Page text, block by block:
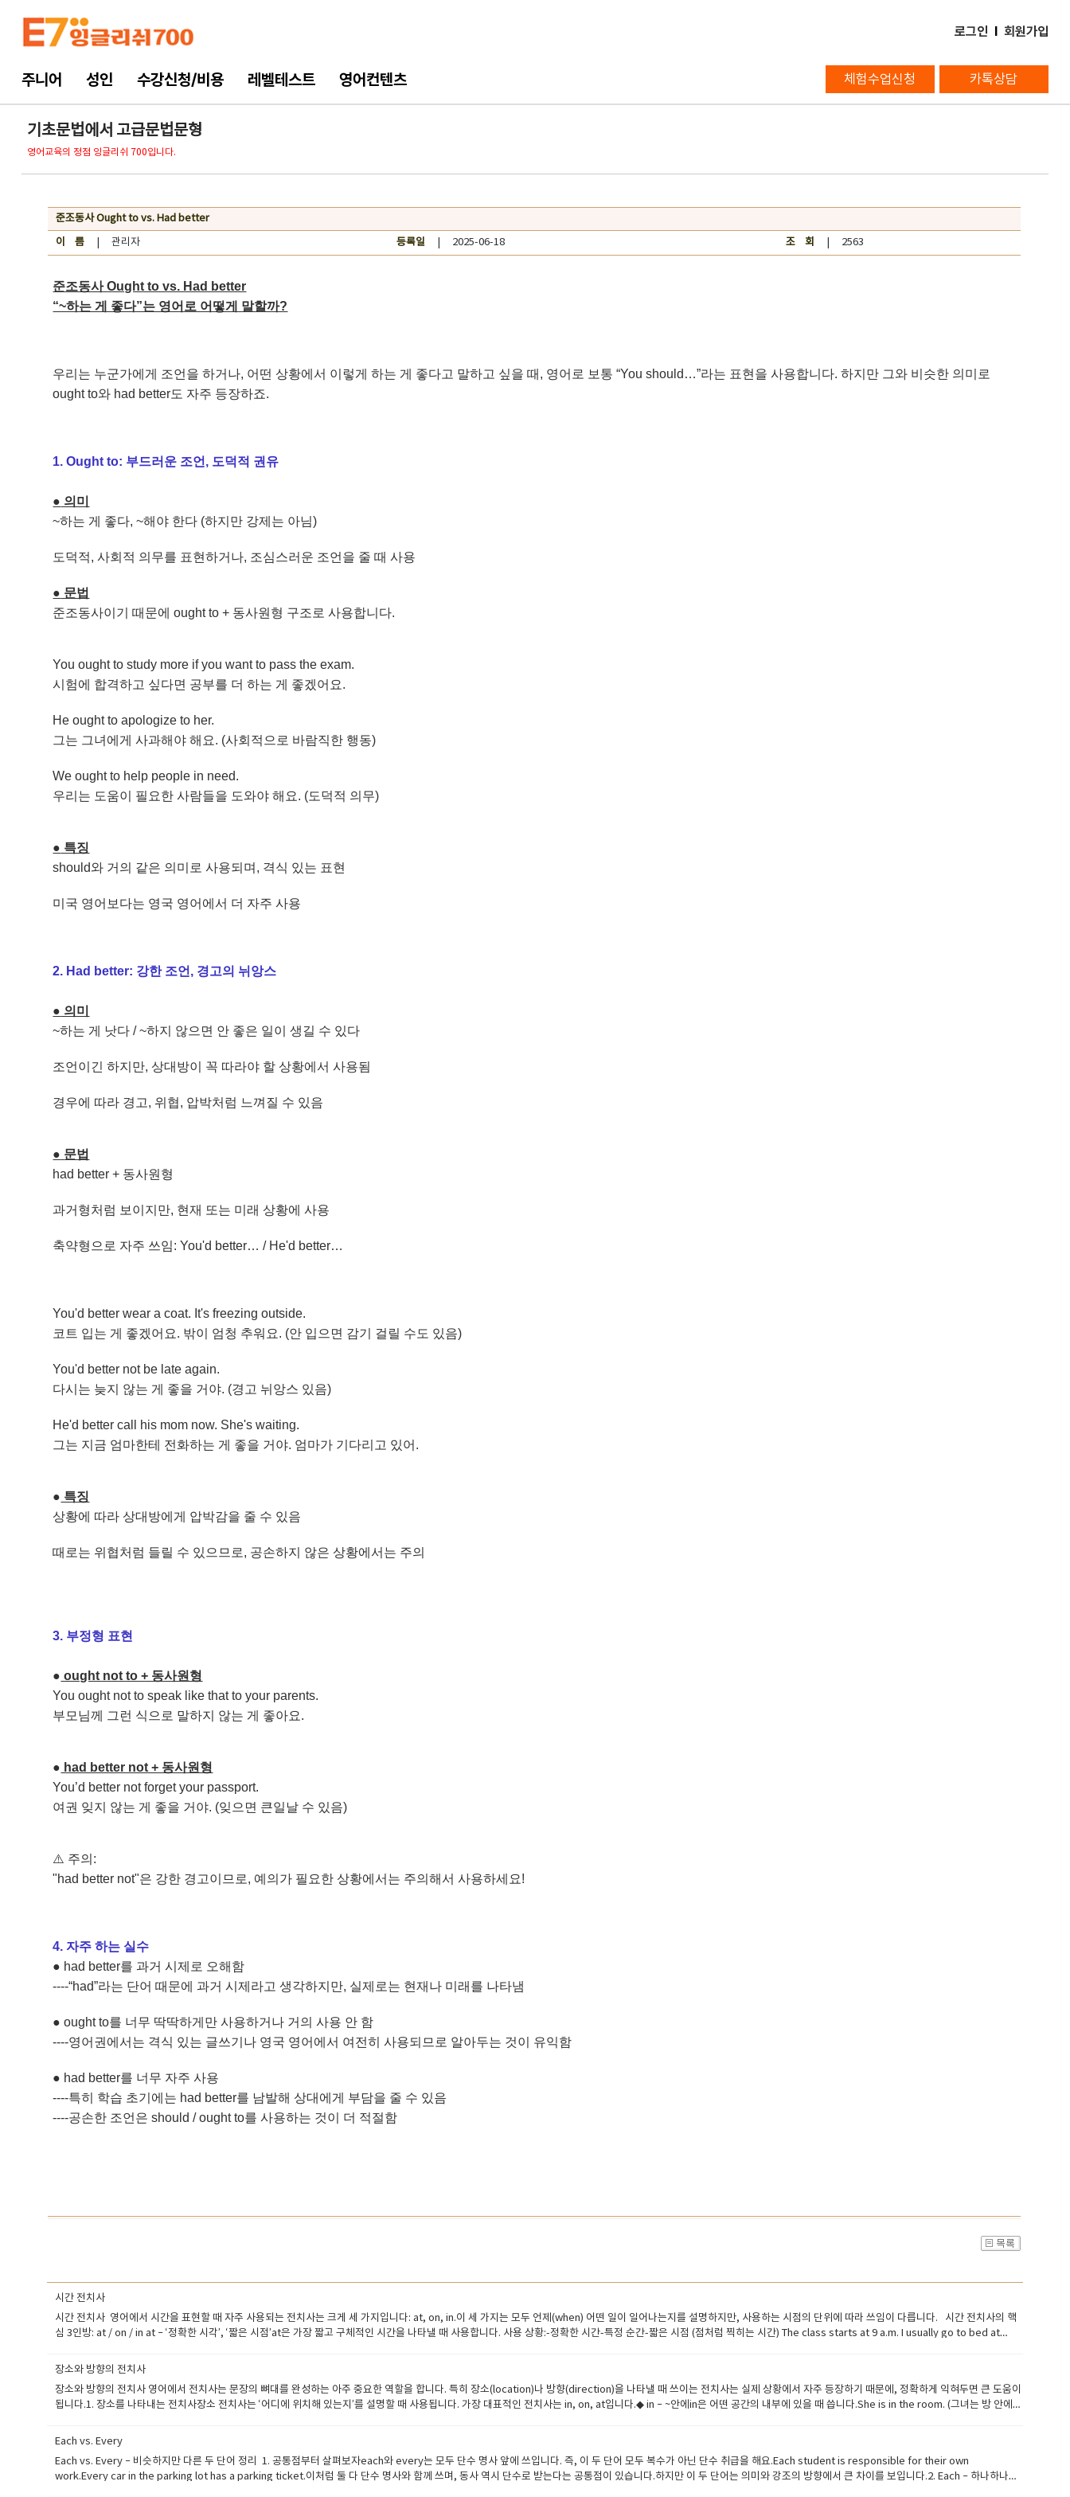
로그인 l 회원가입
주니어 성인 수강신청/비용 레벨테스트 영어컨텐츠 체험수업신청 카톡상담
기초문법에서 고급문법문형
영어교육의 정점 잉글리쉬 700입니다.
준조동사 Ought to vs. Had better
이 름 | 관리자 등록일 | 2025-06-18 조 회 | 2563
준조동사 Ought to vs. Had better
“~하는 게 좋다”는 영어로 어떻게 말할까?
우리는 누군가에게 조언을 하거나, 어떤 상황에서 이렇게 하는 게 좋다고 말하고 싶을 때, 영어로 보통 “You should…”라는 표현을 사용합니다. 하지만 그와 비슷한 의미로
ought to와 had better도 자주 등장하죠.
1. Ought to: 부드러운 조언, 도덕적 권유
● ​ 의미
~하는 게 좋다, ~해야 한다 (하지만 강제는 아님)
도덕적, 사회적 의무를 표현하거나, 조심스러운 조언을 줄 때 사용
● ​ 문법
준조동사이기 때문에 ought to + 동사원형 구조로 사용합니다.
You ought to study more if you want to pass the exam.
시험에 합격하고 싶다면 공부를 더 하는 게 좋겠어요.
He ought to apologize to her.
그는 그녀에게 사과해야 해요. (사회적으로 바람직한 행동)
We ought to help people in need.
우리는 도움이 필요한 사람들을 도와야 해요. (도덕적 의무)
● ​ 특징
should와 거의 같은 의미로 사용되며, 격식 있는 표현
미국 영어보다는 영국 영어에서 더 자주 사용
2. Had better: 강한 조언, 경고의 뉘앙스
● ​ 의미
~하는 게 낫다 / ~하지 않으면 안 좋은 일이 생길 수 있다
조언이긴 하지만, 상대방이 꼭 따라야 할 상황에서 사용됨
경우에 따라 경고, 위협, 압박처럼 느껴질 수 있음
● 문법
had better + 동사원형
과거형처럼 보이지만, 현재 또는 미래 상황에 사용
축약형으로 자주 쓰임: You'd better… / He'd better…
You'd better wear a coat. It's freezing outside.
코트 입는 게 좋겠어요. 밖이 엄청 추워요. (안 입으면 감기 걸릴 수도 있음)
You'd better not be late again.
다시는 늦지 않는 게 좋을 거야. (경고 뉘앙스 있음)
He'd better call his mom now. She's waiting.
그는 지금 엄마한테 전화하는 게 좋을 거야. 엄마가 기다리고 있어.
● ​ 특징
상황에 따라 상대방에게 압박감을 줄 수 있음
때로는 위협처럼 들릴 수 있으므로, 공손하지 않은 상황에서는 주의
3. 부정형 표현
● ​ ought not to + 동사원형
You ought not to speak like that to your parents.
부모님께 그런 식으로 말하지 않는 게 좋아요.
● ​ had better not + 동사원형
You’d better not forget your passport.
여권 잊지 않는 게 좋을 거야. (잊으면 큰일날 수 있음)
⚠️ 주의:
"had better not"은 강한 경고이므로, 예의가 필요한 상황에서는 주의해서 사용하세요!
4. 자주 하는 실수
● had better를 과거 시제로 오해함
----“had”라는 단어 때문에 과거 시제라고 생각하지만, 실제로는 현재나 미래를 나타냄
● ​ought to를 너무 딱딱하게만 사용하거나 거의 사용 안 함
----영어권에서는 격식 있는 글쓰기나 영국 영어에서 여전히 사용되므로 알아두는 것이 유익함
● had better를 너무 자주 사용
----특히 학습 초기에는 had better를 남발해 상대에게 부담을 줄 수 있음
----공손한 조언은 should / ought to를 사용하는 것이 더 적절함
시간 전치사
시간 전치사 영어에서 시간을 표현할 때 자주 사용되는 전치사는 크게 세 가지입니다: at, on, in.이 세 가지는 모두 언제(when) 어떤 일이 일어나는지를 설명하지만, 사용하는 시점의 단위에 따라 쓰임이 다릅니다. 시간 전치사의 핵
심 3인방: at / on / in at – ‘정확한 시각’, ‘짧은 시점’at은 가장 짧고 구체적인 시간을 나타낼 때 사용합니다. 사용 상황:-정확한 시간-특정 순간-짧은 시점 (점처럼 찍히는 시간) The class starts at 9 a.m. I usually go to bed at
상황:-날짜 (연도 + 월 + 일)-요일-특별한 날 (e.g. holiday, birthday) My birthday is on July 15th. We’ll have a meeting on Monday. I visited my grandparents on Christmas Day. They got married on New Year’s
1995. I visited Japan in March. It often rains in summer. We’ll finish it in a few days. He’ll be back in two hours. -포인트:in은 ‘시간의 그릇’처럼 비교적 넓은 기간 안에 뭔가가 있다는 느낌이에요. 시간 전치사 한눈에 정리
표 at 정확한 시각, 짧은 시점 at 7:00, at night, at noon on 날짜, 요일, 특정한 날 on Monday, on Christmas, on July 4th in 월, 연도, 계절, 긴 시간 범위 in 2022, in May, in the morning, in winter 헷갈리기 쉬운 표현 비
on 1997. I was born in 1997. ❌ The party is in Saturday night. The party is on Saturday night. ❌ I usually get up on 6 a.m. I usually get up at 6 a.m.
장소와 방향의 전치사
장소와 방향의 전치사 영어에서 전치사는 문장의 뼈대를 완성하는 아주 중요한 역할을 합니다. 특히 장소(location)나 방향(direction)을 나타낼 때 쓰이는 전치사는 실제 상황에서 자주 등장하기 때문에, 정확하게 익혀두면 큰 도움이
됩니다.1. 장소를 나타내는 전치사장소 전치사는 ‘어디에 위치해 있는지’를 설명할 때 사용됩니다. 가장 대표적인 전치사는 in, on, at입니다.◆ in – ~안에in은 어떤 공간의 내부에 있을 때 씁니다.She is in the room. (그녀는 방 안에
the table. (책이 탁자 위에 있다.)There’s a picture on the wall. (벽에 그림이 걸려 있다.)포인트:on은 ‘접촉’이 핵심입니다. 표면 위에 닿아 있는 상태를 말해요.◆​ at – ~에 (정확한 지점)at은 정확한 위치나 지점을 나타낼 때 사용합
니다.막연한 공간보다는 특정한 점을 가리켜요.I’m at the bus stop. (나는 버스 정류장에 있어.)She is at school now. (그녀는 지금 학교에 있어.)포인트:at은 ‘점(Point)’의 개념입니다. 위치가 정확하게 지정될 때 쓰는 거예요.2. 방
향을 나타내는 전치사방향 전치사는 ‘어디로 이동하는가’를 설명할 때 사용됩니다. 대표적으로 to, into, onto, out of, off 등이 있어요.◆​ to – ~로 (목적지 향해)to는 어떤 지점이나 사람을 향해 이동하는 방향을 나타냅니다.I’m
going to the library. (나는 도서관으로 가는 중이다.)She gave the book to me. (그녀는 그 책을 나에게 주었다.)포인트:to는 목적지, 목표 지점을 향해 이동한다는 느낌!◆​ into – ~안으로into는 어떤 장소의 안쪽으로 들어가는 동
Each vs. Every
Each vs. Every – 비슷하지만 다른 두 단어 정리 1. 공통점부터 살펴보자each와 every는 모두 단수 명사 앞에 쓰입니다. 즉, 이 두 단어 모두 복수가 아닌 단수 취급을 해요.Each student is responsible for their own
work.Every car in the parking lot has a parking ticket.이처럼 둘 다 단수 명사와 함께 쓰며, 동사 역시 단수로 받는다는 공통점이 있습니다.하지만 이 두 단어는 의미와 강조의 방향에서 큰 차이를 보입니다.2. Each – 하나하나를